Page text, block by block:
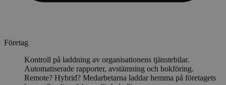
Företag
Kontroll på laddning av organisationens tjänstebilar.
Automatiserade rapporter, avstämning och bokföring.
Remote? Hybrid? Medarbetarna laddar hemma på företagets